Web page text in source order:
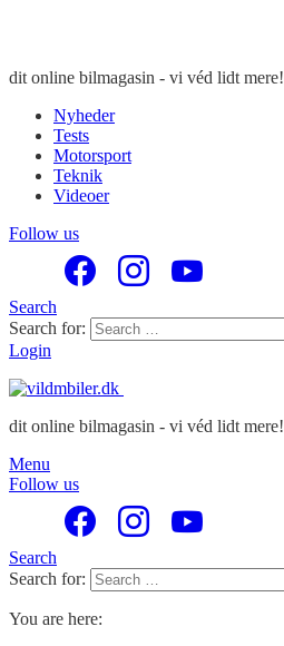
dit online bilmagasin - vi véd lidt mere!
Nyheder
Tests
Motorsport
Teknik
Videoer
Follow us
Search
Search for:
Login
dit online bilmagasin - vi véd lidt mere!
Menu
Follow us
Search
Search for:
You are here: